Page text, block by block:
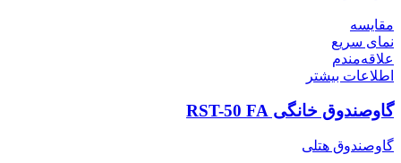
مقایسه
نمای سریع
علاقه‌مندم
اطلاعات بیشتر
گاوصندوق خانگی RST-50 FA
گاوصندوق هتلی